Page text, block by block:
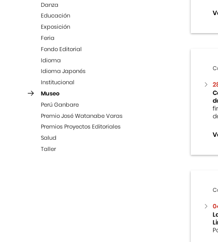
Danza
Educación
Exposición
Feria
Fondo Editorial
Idioma
Idioma Japonés
Institucional
Museo
Perú Ganbare
Premio José Watanabe Varas
Premios Proyectos Editoriales
Salud
Taller